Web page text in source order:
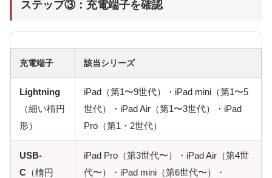
ステップ③：充電端子を確認
充電端子 該当シリーズ
Lightning
（細い楕円
形）
iPad（第1〜9世代）・iPad mini（第1〜5
世代）・iPad Air（第1〜3世代）・iPad
Pro（第1・2世代）
USB-
C （楕円
iPad Pro（第3世代〜）・iPad Air（第4世
代〜）・iPad mini（第6世代〜）・